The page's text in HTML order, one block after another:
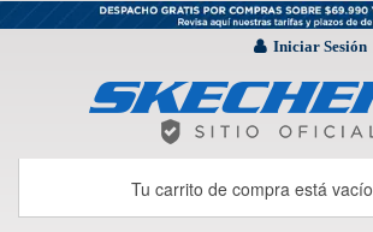
Iniciar Sesión
Tu carrito de compra está vacío